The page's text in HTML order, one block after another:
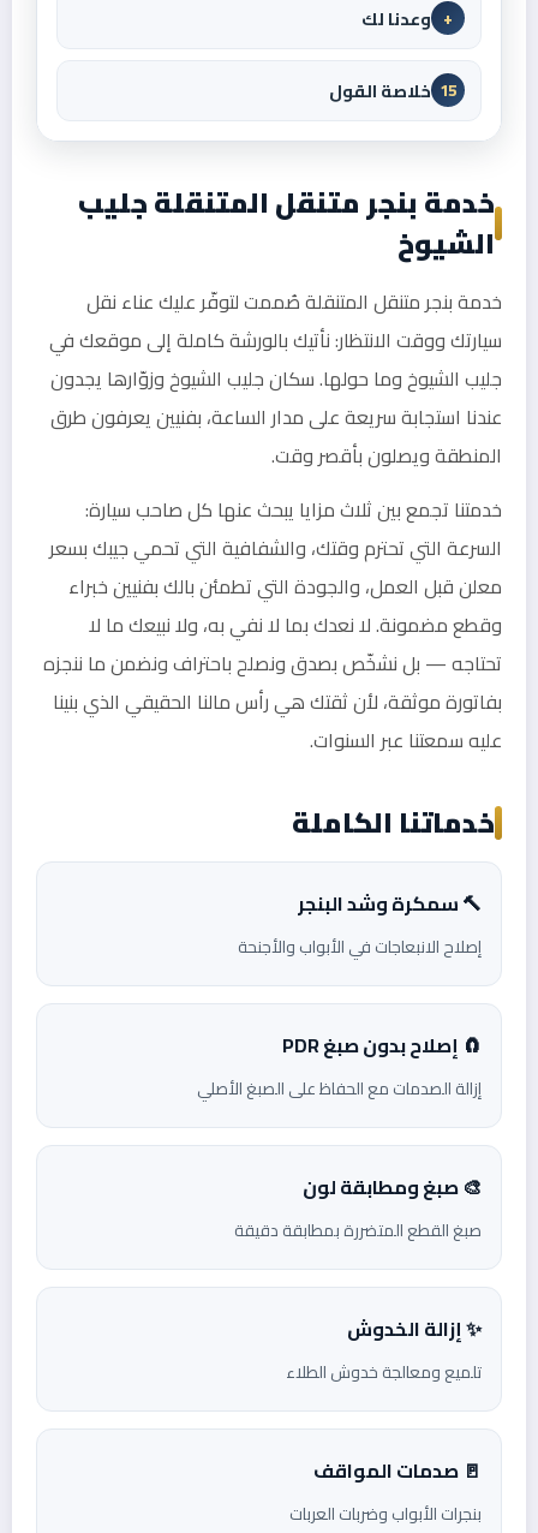
+ وعدنا لك
15 خلاصة القول
خدمة بنجر متنقل المتنقلة جليب
الشيوخ
خدمة بنجر متنقل المتنقلة صُممت لتوفّر عليك عناء نقل
سيارتك ووقت الانتظار: نأتيك بالورشة كاملة إلى موقعك في
جليب الشيوخ وما حولها. سكان جليب الشيوخ وزوّارها يجدون
عندنا استجابة سريعة على مدار الساعة، بفنيين يعرفون طرق
المنطقة ويصلون بأقصر وقت.
خدمتنا تجمع بين ثلاث مزايا يبحث عنها كل صاحب سيارة:
السرعة التي تحترم وقتك، والشفافية التي تحمي جيبك بسعر
معلن قبل العمل، والجودة التي تطمئن بالك بفنيين خبراء
وقطع مضمونة. لا نعدك بما لا نفي به، ولا نبيعك ما لا
تحتاجه — بل نشخّص بصدق ونصلح باحتراف ونضمن ما ننجزه
بفاتورة موثقة، لأن ثقتك هي رأس مالنا الحقيقي الذي بنينا
عليه سمعتنا عبر السنوات.
خدماتنا الكاملة
🔨 سمكرة وشد البنجر
إصلاح الانبعاجات في الأبواب والأجنحة
🧲 إصلاح بدون صبغ PDR
إزالة الصدمات مع الحفاظ على الصبغ الأصلي
🎨 صبغ ومطابقة لون
صبغ القطع المتضررة بمطابقة دقيقة
✨ إزالة الخدوش
تلميع ومعالجة خدوش الطلاء
🚪 صدمات المواقف
بنجرات الأبواب وضربات العربات